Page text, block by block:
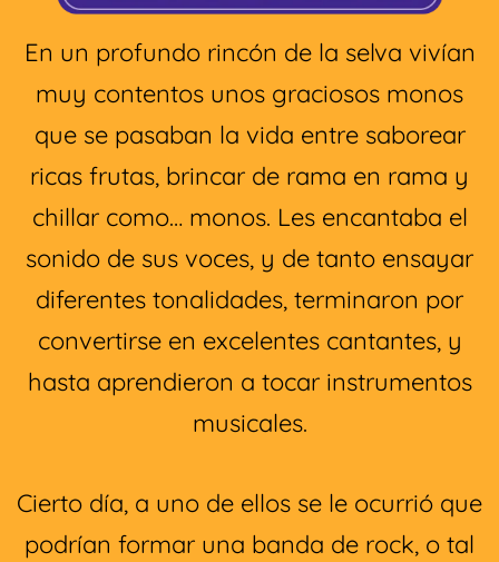
En un profundo rincón de la selva vivían
muy contentos unos graciosos monos
que se pasaban la vida entre saborear
ricas frutas, brincar de rama en rama y
chillar como… monos. Les encantaba el
sonido de sus voces, y de tanto ensayar
diferentes tonalidades, terminaron por
convertirse en excelentes cantantes, y
hasta aprendieron a tocar instrumentos
musicales.
Cierto día, a uno de ellos se le ocurrió que
podrían formar una banda de rock, o tal